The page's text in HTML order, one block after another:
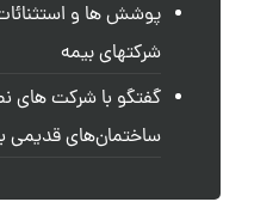
پوشش ها و
شرکتهای بیمه
گفتگو با شرکت های
ساختمان‌های قدیمی